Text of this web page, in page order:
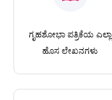
ಗೃಹಶೋಭಾ ಪತ್ರಿಕೆಯ ಎಲ್ಲಾ
ಹೊಸ ಲೇಖನಗಳು